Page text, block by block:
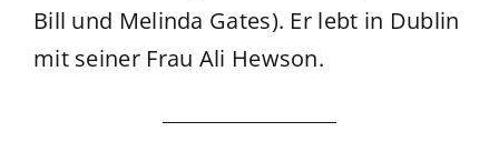
Bill und Melinda Gates). Er lebt in Dublin
mit seiner Frau Ali Hewson.